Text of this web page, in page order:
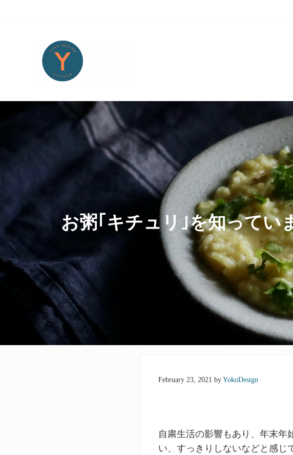
お粥｢キチュリ｣を知ってい
February 23, 2021 byYokoDesign
自粛生活の影響もあり、年末年
い、すっきりしないなどと感じ